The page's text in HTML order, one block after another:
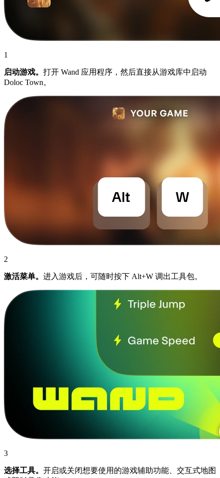
1
启动游戏。 打开 Wand 应用程序，然后直接从游戏库中启动
Doloc Town。
2
激活菜单。 进入游戏后，可随时按下 Alt+W 调出工具包。
3
选择工具。 开启或关闭想要使用的游戏辅助功能、交互式地图